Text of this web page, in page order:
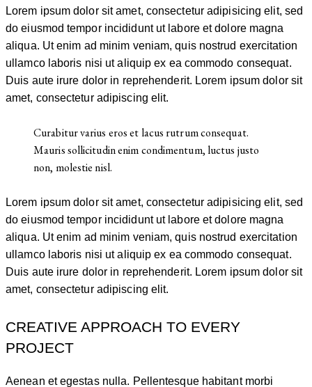
Lorem ipsum dolor sit amet, consectetur adipisicing elit, sed
do eiusmod tempor incididunt ut labore et dolore magna
aliqua. Ut enim ad minim veniam, quis nostrud exercitation
ullamco laboris nisi ut aliquip ex ea commodo consequat.
Duis aute irure dolor in reprehenderit. Lorem ipsum dolor sit
amet, consectetur adipiscing elit.
Curabitur varius eros et lacus rutrum consequat.
Mauris sollicitudin enim condimentum, luctus justo
non, molestie nisl.
Lorem ipsum dolor sit amet, consectetur adipisicing elit, sed
do eiusmod tempor incididunt ut labore et dolore magna
aliqua. Ut enim ad minim veniam, quis nostrud exercitation
ullamco laboris nisi ut aliquip ex ea commodo consequat.
Duis aute irure dolor in reprehenderit. Lorem ipsum dolor sit
amet, consectetur adipiscing elit.
CREATIVE APPROACH TO EVERY
PROJECT
Aenean et egestas nulla. Pellentesque habitant morbi